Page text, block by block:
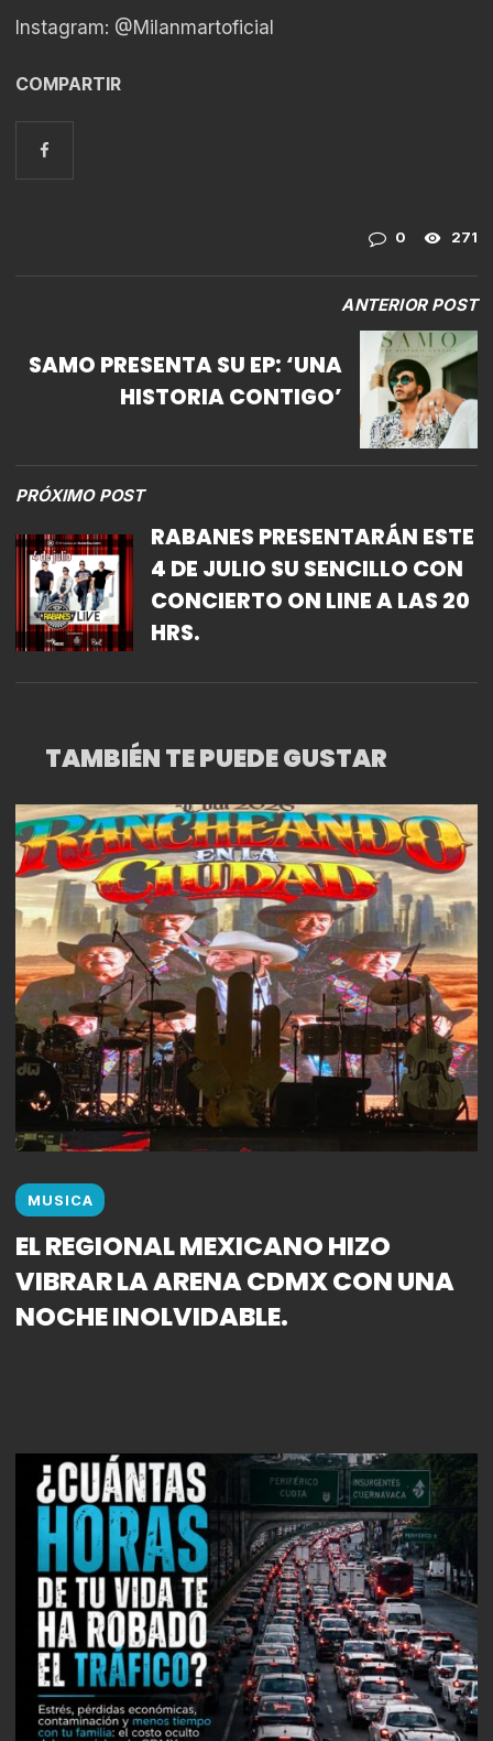
Instagram: @Milanmartoficial
COMPARTIR
0 271
ANTERIOR POST
SAMO PRESENTA SU EP: ‘UNA
HISTORIA CONTIGO’
PRÓXIMO POST
RABANES PRESENTARÁN ESTE
4 DE JULIO SU SENCILLO CON
CONCIERTO ON LINE A LAS 20
HRS.
TAMBIÉN TE PUEDE GUSTAR
MUSICA
EL REGIONAL MEXICANO HIZO
VIBRAR LA ARENA CDMX CON UNA
NOCHE INOLVIDABLE.